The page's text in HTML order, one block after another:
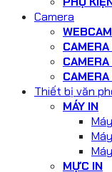
Camera
WEBCAM
Thiết bị văn
MÁY IN
MỰC IN